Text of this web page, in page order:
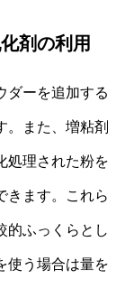
剤の利用
ダーを追加する
。また、増粘剤
処理された粉を
きます。これら
的ふっくらとし
使う場合は量を